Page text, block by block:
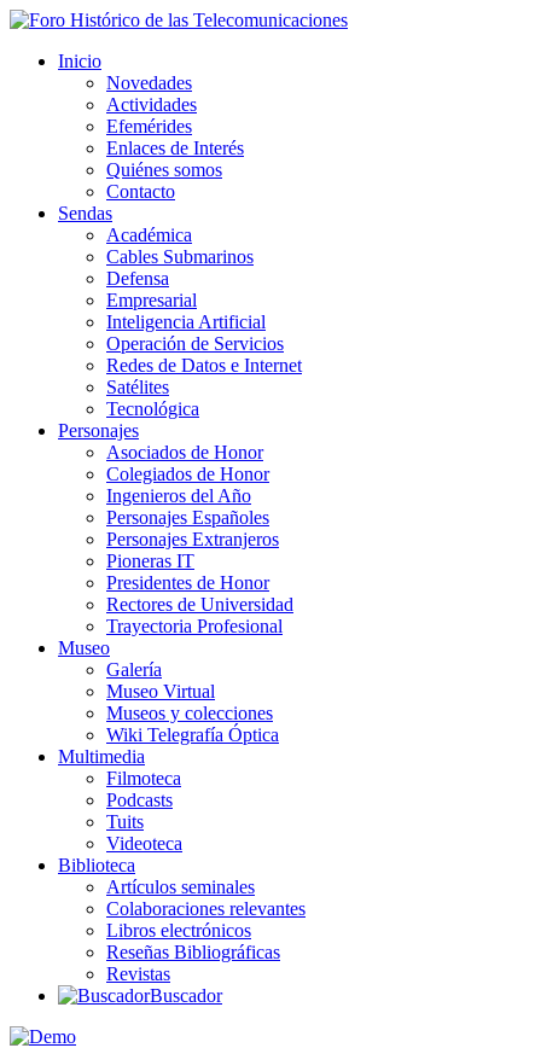
Inicio
Novedades
Actividades
Efemérides
Enlaces de Interés
Quiénes somos
Contacto
Sendas
Académica
Cables Submarinos
Defensa
Empresarial
Inteligencia Artificial
Operación de Servicios
Redes de Datos e Internet
Satélites
Tecnológica
Personajes
Asociados de Honor
Colegiados de Honor
Ingenieros del Año
Personajes Españoles
Personajes Extranjeros
Pioneras IT
Presidentes de Honor
Rectores de Universidad
Trayectoria Profesional
Museo
Galería
Museo Virtual
Museos y colecciones
Wiki Telegrafía Óptica
Multimedia
Filmoteca
Podcasts
Tuits
Videoteca
Biblioteca
Artículos seminales
Colaboraciones relevantes
Libros electrónicos
Reseñas Bibliográficas
Revistas
Buscador